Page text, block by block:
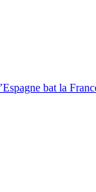
bat la